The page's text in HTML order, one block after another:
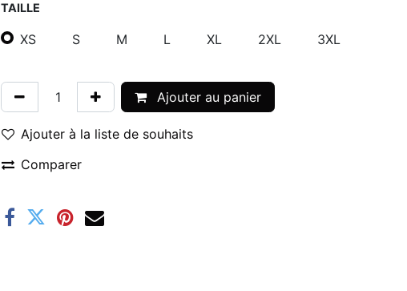
TAILLE
XS S M L XL 2XL 3XL
Ajouter au panier
Ajouter à la liste de souhaits
Comparer